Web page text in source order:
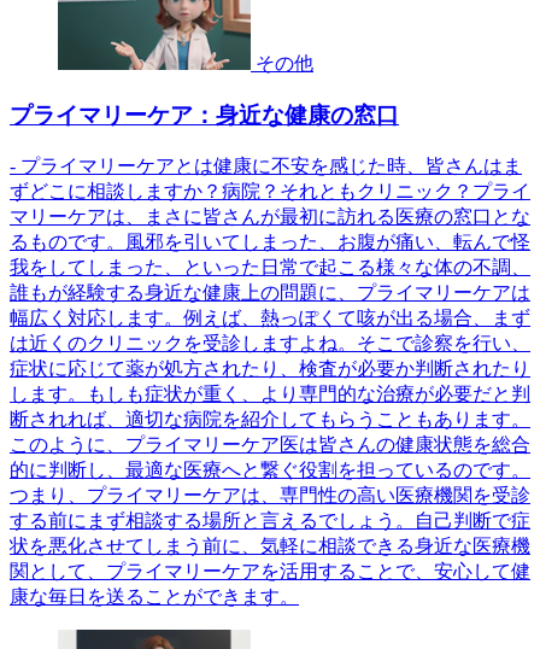
その他
プライマリーケア：身近な健康の窓口
- プライマリーケアとは健康に不安を感じた時、皆さんはま
ずどこに相談しますか？病院？それともクリニック？プライ
マリーケアは、まさに皆さんが最初に訪れる医療の窓口とな
るものです。風邪を引いてしまった、お腹が痛い、転んで怪
我をしてしまった、といった日常で起こる様々な体の不調、
誰もが経験する身近な健康上の問題に、プライマリーケアは
幅広く対応します。例えば、熱っぽくて咳が出る場合、まず
は近くのクリニックを受診しますよね。そこで診察を行い、
症状に応じて薬が処方されたり、検査が必要か判断されたり
します。もしも症状が重く、より専門的な治療が必要だと判
断されれば、適切な病院を紹介してもらうこともあります。
このように、プライマリーケア医は皆さんの健康状態を総合
的に判断し、最適な医療へと繋ぐ役割を担っているのです。
つまり、プライマリーケアは、専門性の高い医療機関を受診
する前にまず相談する場所と言えるでしょう。自己判断で症
状を悪化させてしまう前に、気軽に相談できる身近な医療機
関として、プライマリーケアを活用することで、安心して健
康な毎日を送ることができます。